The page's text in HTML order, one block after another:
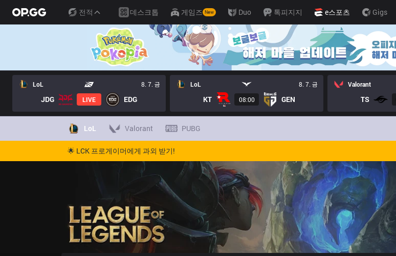
전적 데스크톱 게임즈 New Duo 톡피지지 e스포츠 Gigs
LoL 8. 7. 금
JDG LIVE EDG
LoL 8. 7. 금
KT 08:00 GEN
Valorant
TS
LoL Valorant PUBG
🌟 LCK 프로게이머에게 과외 받기!